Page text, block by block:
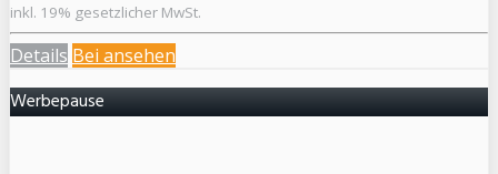
inkl. 19% gesetzlicher MwSt.
Details Bei ansehen
Werbepause